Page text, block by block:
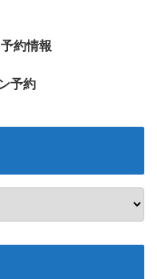
約情報
予約